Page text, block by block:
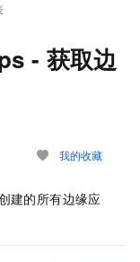
- 获取边
我的收藏
建的所有边缘应